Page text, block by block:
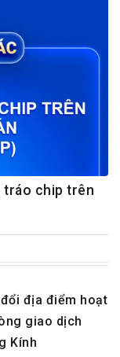
tráo chip trên
địa điểm hoạt
giao dịch
Kính